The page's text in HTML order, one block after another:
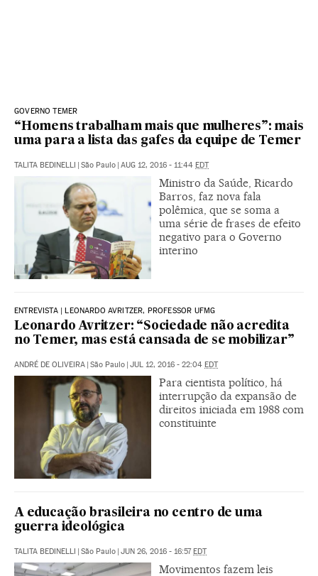
GOVERNO TEMER
“Homens trabalham mais que mulheres”: mais
uma para a lista das gafes da equipe de Temer
TALITA BEDINELLI | São Paulo | AUG 12, 2016 - 11:44 EDT
Ministro da Saúde, Ricardo
Barros, faz nova fala
polêmica, que se soma a
uma série de frases de efeito
negativo para o Governo
interino
ENTREVISTA | LEONARDO AVRITZER, PROFESSOR UFMG
Leonardo Avritzer: “Sociedade não acredita
no Temer, mas está cansada de se mobilizar”
ANDRÉ DE OLIVEIRA | São Paulo | JUL 12, 2016 - 22:04 EDT
Para cientista político, há
interrupção da expansão de
direitos iniciada em 1988 com
constituinte
A educação brasileira no centro de uma
guerra ideológica
TALITA BEDINELLI | São Paulo | JUN 26, 2016 - 16:57EDT
Movimentos fazem leis